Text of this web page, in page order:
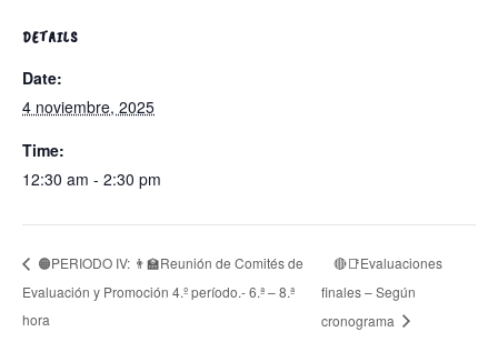
DETAILS
Date:
4 noviembre, 2025
Time:
12:30 am - 2:30 pm
🟠PERIODO IV: 👨‍🏫Reunión de Comités de
Evaluación y Promoción 4.º período.- 6.ª – 8.ª
hora
🔴📑Evaluaciones
finales – Según
cronograma